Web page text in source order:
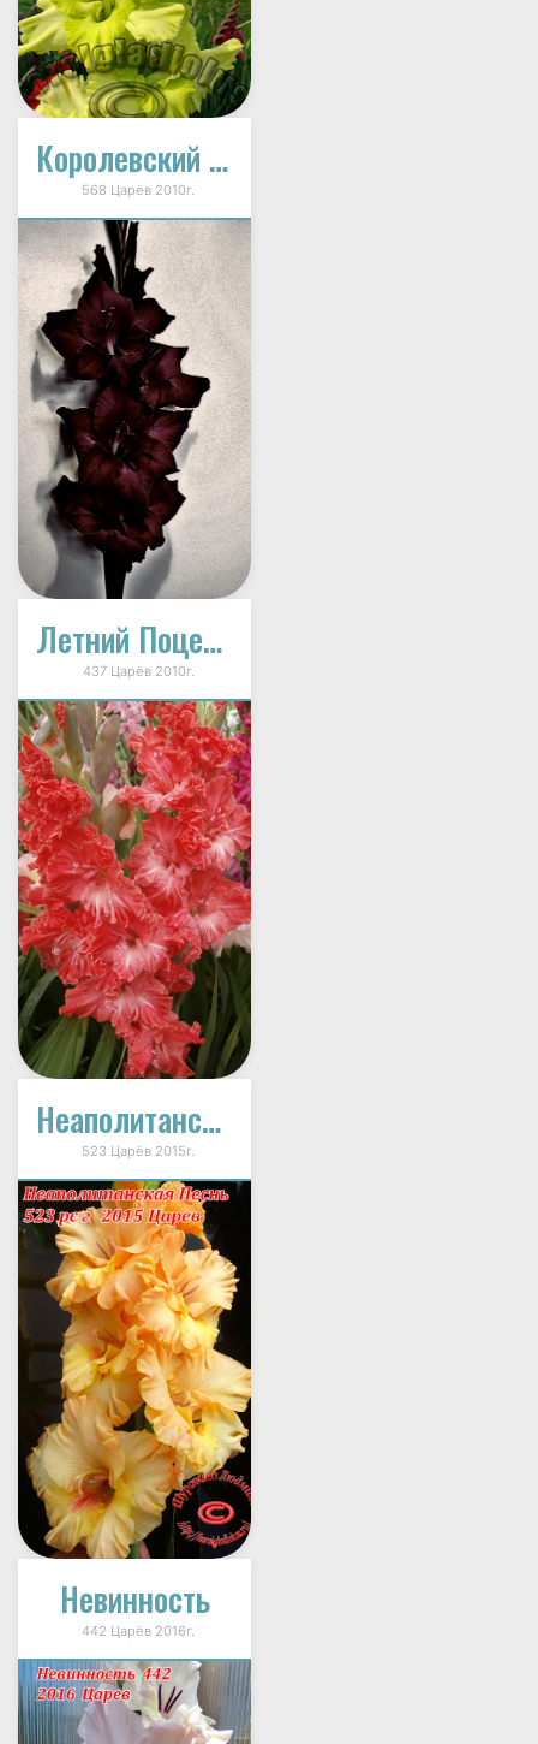
Королевский Панбархат
568 Царёв 2010г.
Летний Поцелуй
437 Царёв 2010г.
Неаполитанская Песнь
523 Царёв 2015г.
Невинность
442 Царёв 2016г.